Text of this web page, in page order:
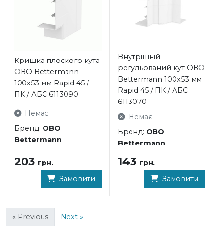
Кришка плоского кута
OBO Bettermann
100x53 мм Rapid 45 /
ПК / АБС 6113090
Немає
Бренд: OBO
Bettermann
203 грн.
Замовити
Внутрішній
регульований кут OBO
Bettermann 100x53 мм
Rapid 45 / ПК / АБС
6113070
Немає
Бренд: OBO
Bettermann
143 грн.
Замовити
« Previous Next »